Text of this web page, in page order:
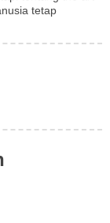
tetap